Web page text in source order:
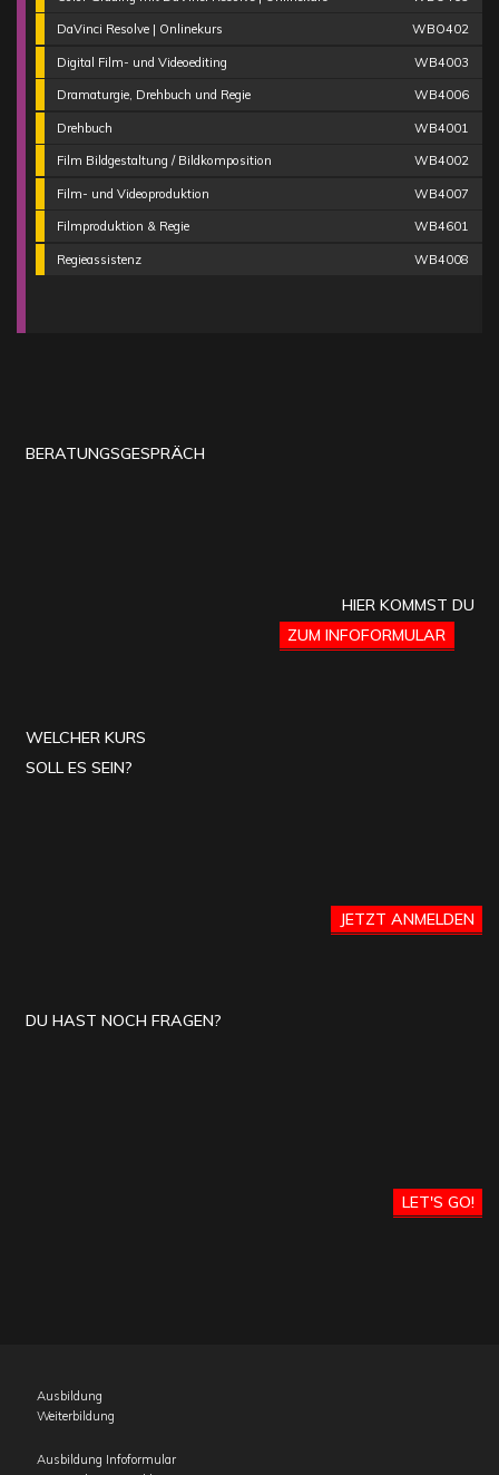
DaVinci Resolve | Onlinekurs WBO402
Digital Film- und Videoediting WB4003
Dramaturgie, Drehbuch und Regie WB4006
Drehbuch WB4001
Film Bildgestaltung / Bildkomposition WB4002
Film- und Videoproduktion WB4007
Filmproduktion & Regie WB4601
Regieassistenz WB4008
BERATUNGSGESPRÄCH
HIER KOMMST DU
ZUM INFOFORMULAR
WELCHER KURS
SOLL ES SEIN?
JETZT ANMELDEN
DU HAST NOCH FRAGEN?
LET'S GO!
Ausbildung
Weiterbildung
Ausbildung Infoformular